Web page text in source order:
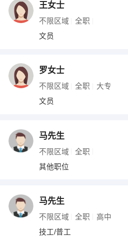
王女士
不限区域 全职
文员
罗女士
不限区域 全职 大专
文员
马先生
不限区域 全职
其他职位
马先生
不限区域 全职 高中
技工/普工